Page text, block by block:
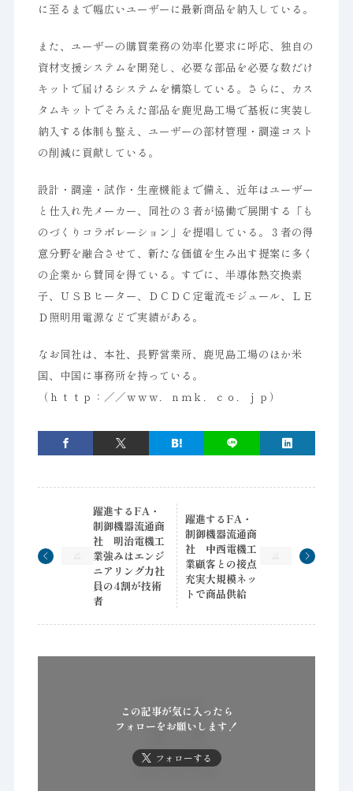
に至るまで幅広いユーザーに最新商品を納入している。
また、ユーザーの購買業務の効率化要求に呼応、独自の
資材支援システムを開発し、必要な部品を必要な数だけ
キットで届けるシステムを構築している。さらに、カス
タムキットでそろえた部品を鹿児島工場で基板に実装し
納入する体制も整え、ユーザーの部材管理・調達コスト
の削減に貢献している。
設計・調達・試作・生産機能まで備え、近年はユーザー
と仕入れ先メーカー、同社の３者が協働で展開する「も
のづくりコラボレーション」を提唱している。３者の得
意分野を融合させて、新たな価値を生み出す提案に多く
の企業から賛同を得ている。すでに、半導体熱交換素
子、ＵＳＢヒーター、ＤＣＤＣ定電流モジュール、ＬＥ
Ｄ照明用電源などで実績がある。
なお同社は、本社、長野営業所、鹿児島工場のほか米
国、中国に事務所を持っている。
（ｈｔｔｐ：／／ｗｗｗ．ｎｍｋ．ｃｏ．ｊｐ）
躍進するFA・
制御機器流通商
社 明治電機工
業強みはエンジ
ニアリング力社
員の4割が技術
者
躍進するFA・
制御機器流通商
社 中西電機工
業顧客との接点
充実大規模ネッ
トで商品供給
この記事が気に入ったら
フォローをお願いします！
フォローする